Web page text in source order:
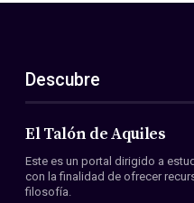
ES
EN
Acerca de nosotros
Miembros
Convenios
Descubre
El Talón de Aquiles
Este es un portal dirigido a
con la finalidad de ofrecer
filosofía.